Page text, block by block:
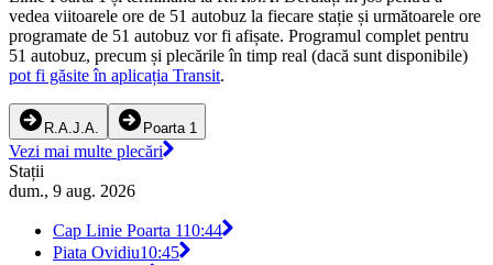
vedea viitoarele ore de 51 autobuz la fiecare stație și următoarele ore
programate de 51 autobuz vor fi afișate. Programul complet pentru
51 autobuz, precum și plecările în timp real (dacă sunt disponibile)
pot fi găsite în aplicația Transit.
R.A.J.A. Poarta 1
Vezi mai multe plecări
Stații
dum., 9 aug. 2026
Cap Linie Poarta 110:44
Piata Ovidiu10:45